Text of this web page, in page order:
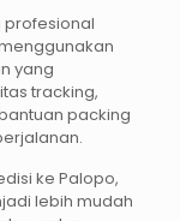
profesional
yang
tracking,
packing
ke Palopo,
lebih mudah